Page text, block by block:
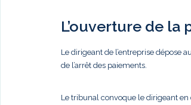
L’ouverture de la
Le dirigeant de l’entreprise dépose
de l’arrêt des paiements.
Le tribunal convoque le dirigeant